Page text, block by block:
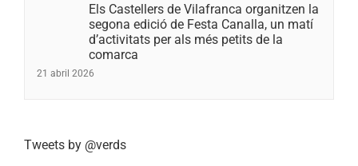
Els Castellers de Vilafranca organitzen la
segona edició de Festa Canalla, un matí
d’activitats per als més petits de la
comarca
21 abril 2026
Tweets by @verds